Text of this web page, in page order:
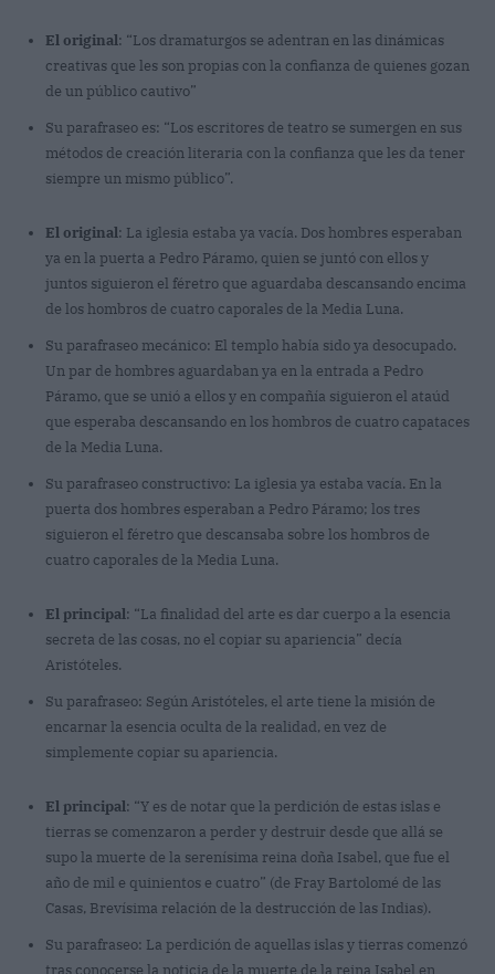
El original: “Los dramaturgos se adentran en las dinámicas
creativas que les son propias con la confianza de quienes gozan
de un público cautivo”
Su parafraseo es: “Los escritores de teatro se sumergen en sus
métodos de creación literaria con la confianza que les da tener
siempre un mismo público”.
El original: La iglesia estaba ya vacía. Dos hombres esperaban
ya en la puerta a Pedro Páramo, quien se juntó con ellos y
juntos siguieron el féretro que aguardaba descansando encima
de los hombros de cuatro caporales de la Media Luna.
Su parafraseo mecánico: El templo había sido ya desocupado.
Un par de hombres aguardaban ya en la entrada a Pedro
Páramo, que se unió a ellos y en compañía siguieron el ataúd
que esperaba descansando en los hombros de cuatro capataces
de la Media Luna.
Su parafraseo constructivo: La iglesia ya estaba vacía. En la
puerta dos hombres esperaban a Pedro Páramo; los tres
siguieron el féretro que descansaba sobre los hombros de
cuatro caporales de la Media Luna.
El principal: “La finalidad del arte es dar cuerpo a la esencia
secreta de las cosas, no el copiar su apariencia” decía
Aristóteles.
Su parafraseo: Según Aristóteles, el arte tiene la misión de
encarnar la esencia oculta de la realidad, en vez de
simplemente copiar su apariencia.
El principal: “Y es de notar que la perdición de estas islas e
tierras se comenzaron a perder y destruir desde que allá se
supo la muerte de la serenísima reina doña Isabel, que fue el
año de mil e quinientos e cuatro” (de Fray Bartolomé de las
Casas, Brevísima relación de la destrucción de las Indias).
Su parafraseo: La perdición de aquellas islas y tierras comenzó